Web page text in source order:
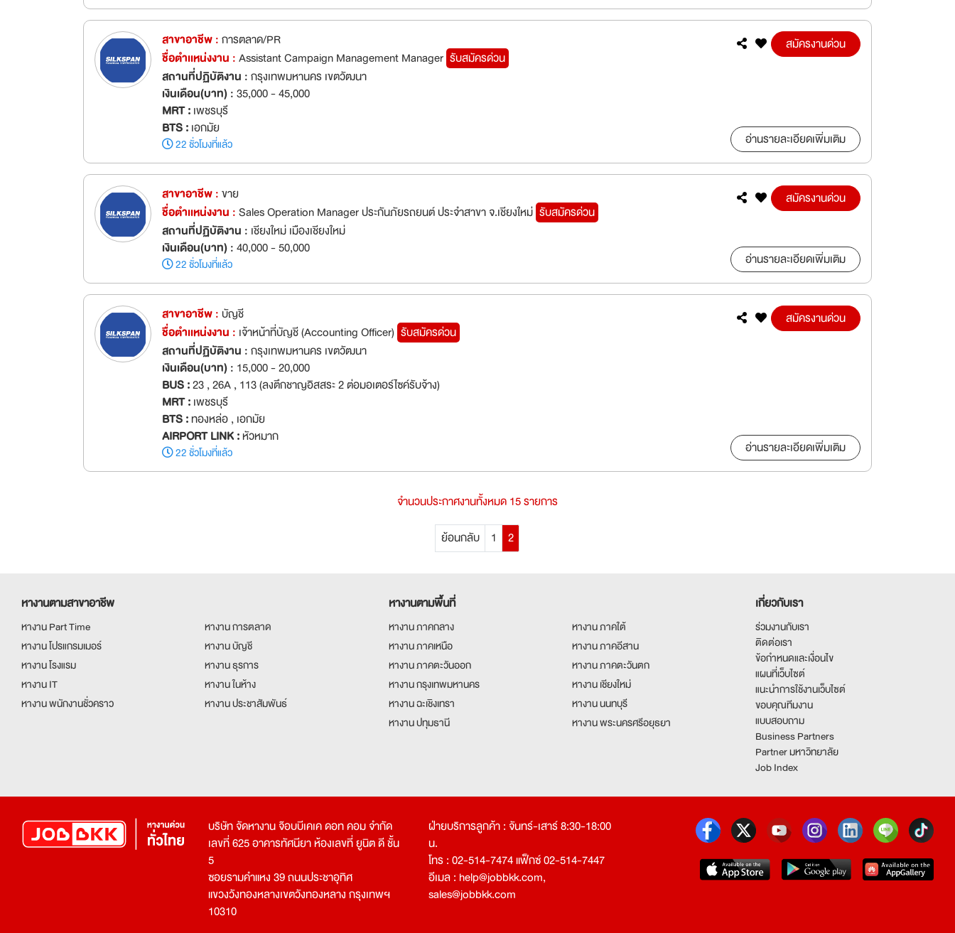
สาขาอาชีพ :การตลาด/PR
ชื่อตำเเหน่งงาน :Assistant Campaign Management Manager รับสมัครด่วน
สถานที่ปฏิบัติงาน :กรุงเทพมหานคร เขตวัฒนา
เงินเดือน(บาท) :35,000 - 45,000
MRT :เพชรบุรี
BTS :เอกมัย
22 ชั่วโมงที่แล้ว
สมัครงานด่วน
อ่านรายละเอียดเพิ่มเติม
สาขาอาชีพ :ขาย
ชื่อตำเเหน่งงาน :Sales Operation Manager ประกันภัยรถยนต์ ประจำสาขา จ.เชียงใหม่ รับสมัครด่วน
สถานที่ปฏิบัติงาน : เชียงใหม่ เมืองเชียงใหม่
เงินเดือน(บาท) :40,000 - 50,000
22 ชั่วโมงที่แล้ว
สมัครงานด่วน
อ่านรายละเอียดเพิ่มเติม
สาขาอาชีพ :บัญชี
ชื่อตำเเหน่งงาน : เจ้าหน้าที่บัญชี (Accounting Officer) รับสมัครด่วน
สถานที่ปฏิบัติงาน :กรุงเทพมหานคร เขตวัฒนา
เงินเดือน(บาท) : 15,000 - 20,000
BUS :23 , 26A , 113 (ลงตึกชาญอิสสระ 2 ต่อมอเตอร์ไซค์รับจ้าง)
MRT :เพชรบุรี
BTS :ทองหล่อ , เอกมัย
AIRPORT LINK :หัวหมาก
22 ชั่วโมงที่แล้ว
สมัครงานด่วน
อ่านรายละเอียดเพิ่มเติม
จำนวนประกาศงานทั้งหมด 15 รายการ
ย้อนกลับ
1 2
หางานตามสาขาอาชีพ
หางาน Part Time
หางาน การตลาด
หางาน โปรแกรมเมอร์
หางาน บัญชี
หางาน โรงแรม
หางาน ธุรการ
หางาน IT
หางาน ในห้าง
หางาน พนักงานชั่วคราว
หางาน ประชาสัมพันธ์
หางานตามพื้นที่
หางาน ภาคกลาง
หางาน ภาคใต้
หางาน ภาคเหนือ
หางาน ภาคอีสาน
หางาน ภาคตะวันออก
หางาน ภาคตะวันตก
หางาน กรุงเทพมหานคร
หางาน เชียงใหม่
หางาน ฉะเชิงเทรา
หางาน นนทบุรี
หางาน ปทุมธานี
หางาน พระนครศรีอยุธยา
เกี่ยวกับเรา
ร่วมงานกับเรา
ติดต่อเรา
ข้อกำหนดและเงื่อนไข
แผนที่เว็บไซต์
แนะนำการใช้งานเว็บไซต์
ขอบคุณทีมงาน
แบบสอบถาม
Business Partners
Partner มหาวิทยาลัย
Job Index
บริษัท จัดหางาน จ๊อบบีเคเค ดอท คอม จำกัด
เลขที่ 625 อาคารทัศนียา ห้องเลขที่ ยูนิต ดี ชั้น
5
ซอยรามคำแหง 39 ถนนประชาอุทิศ
แขวงวังทองหลางเขตวังทองหลาง กรุงเทพฯ
10310
ฝ่ายบริการลูกค้า : จันทร์-เสาร์ 8:30-18:00
น.
โทร : 02-514-7474 แฟ็กซ์ 02-514-7447
อีเมล : help@jobbkk.com,
sales@jobbkk.com